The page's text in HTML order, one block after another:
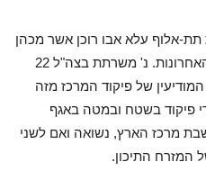
אלוף עלא אבו רוכן אשר מכהן
בתפקיד זה במהלך שלוש השנים האחרונות. נ' משרתת בצה"ל 22
של פיקוד המרכז מזה
פיקוד בשטח ובמטה באגף
לאורך השנים. בת 40 תושבת מרכז הארץ, נשואה ואם לשני
המזרח התיכון.